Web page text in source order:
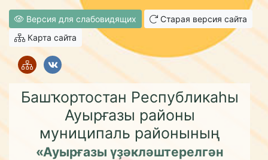
Версия для слабовидящих
Старая версия сайта
Карта сайта
Башҡортостан Республикаһы
Ауырғазы районы
муниципаль районының
«Ауырғазы үҙәкләштерелгән